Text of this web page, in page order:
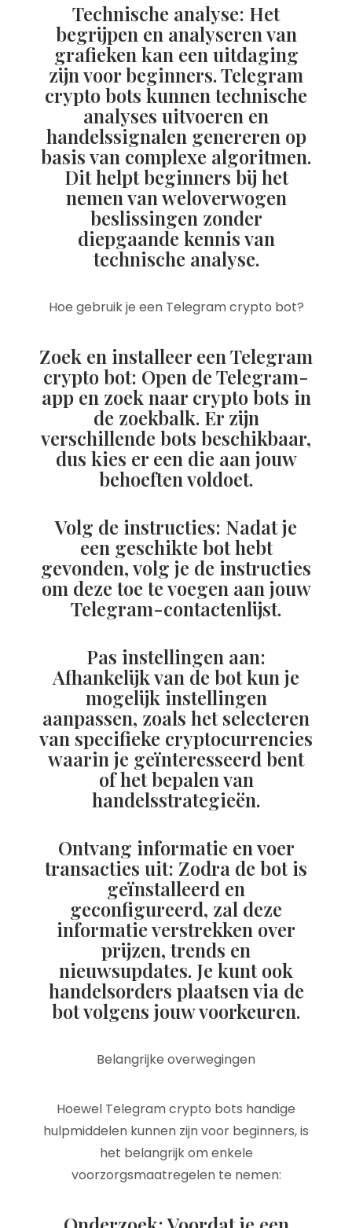
Technische analyse: Het
begrijpen en analyseren van
grafieken kan een uitdaging
zijn voor beginners. Telegram
crypto bots kunnen technische
analyses uitvoeren en
handelssignalen genereren op
basis van complexe algoritmen.
Dit helpt beginners bij het
nemen van weloverwogen
beslissingen zonder
diepgaande kennis van
technische analyse.
Hoe gebruik je een Telegram crypto bot?
Zoek en installeer een Telegram
crypto bot: Open de Telegram-
app en zoek naar crypto bots in
de zoekbalk. Er zijn
verschillende bots beschikbaar,
dus kies er een die aan jouw
behoeften voldoet.
Volg de instructies: Nadat je
een geschikte bot hebt
gevonden, volg je de instructies
om deze toe te voegen aan jouw
Telegram-contactenlijst.
Pas instellingen aan:
Afhankelijk van de bot kun je
mogelijk instellingen
aanpassen, zoals het selecteren
van specifieke cryptocurrencies
waarin je geïnteresseerd bent
of het bepalen van
handelsstrategieën.
Ontvang informatie en voer
transacties uit: Zodra de bot is
geïnstalleerd en
geconfigureerd, zal deze
informatie verstrekken over
prijzen, trends en
nieuwsupdates. Je kunt ook
handelsorders plaatsen via de
bot volgens jouw voorkeuren.
Belangrijke overwegingen
Hoewel Telegram crypto bots handige
hulpmiddelen kunnen zijn voor beginners, is
het belangrijk om enkele
voorzorgsmaatregelen te nemen: